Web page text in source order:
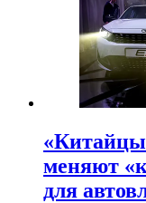
меняют
для